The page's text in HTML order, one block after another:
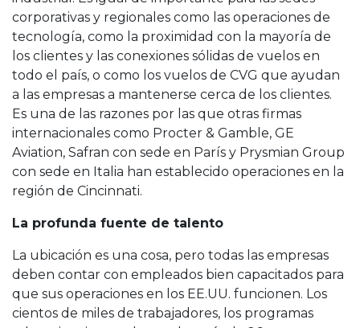
corporativas y regionales como las operaciones de
tecnología, como la proximidad con la mayoría de
los clientes y las conexiones sólidas de vuelos en
todo el país, o como los vuelos de CVG que ayudan
a las empresas a mantenerse cerca de los clientes.
Es una de las razones por las que otras firmas
internacionales como Procter & Gamble, GE
Aviation, Safran con sede en París y Prysmian Group
con sede en Italia han establecido operaciones en la
región de Cincinnati.
La profunda fuente de talento
La ubicación es una cosa, pero todas las empresas
deben contar con empleados bien capacitados para
que sus operaciones en los EE.UU. funcionen. Los
cientos de miles de trabajadores, los programas